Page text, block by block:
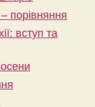
порівняння
вступ та